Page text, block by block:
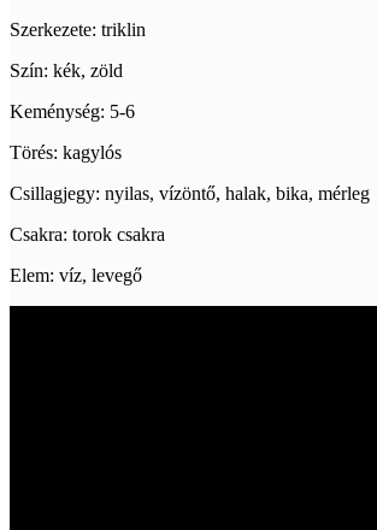
Szerkezete: triklin
Szín: kék, zöld
Keménység: 5-6
Törés: kagylós
Csillagjegy: nyilas, vízöntő, halak, bika, mérleg
Csakra: torok csakra
Elem: víz, levegő